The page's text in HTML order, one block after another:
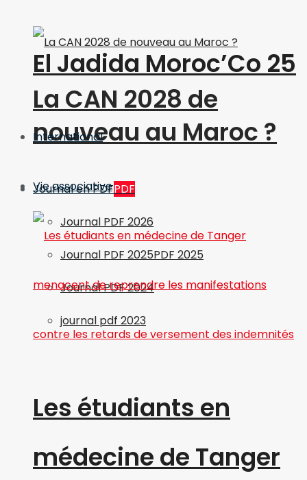
La CAN 2028 de
nouveau au Maroc ?
Journal en PDFPDF
Journal PDF 2026
Journal PDF 2025PDF 2025
Journal PDF 2024
journal pdf 2023
El Jadida Moroc’Co 25
International
Vie associative
Les étudiants en
médecine de Tanger